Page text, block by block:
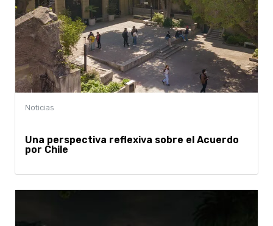
Una perspectiva reflexiva sobre el Acuerdo
por Chile